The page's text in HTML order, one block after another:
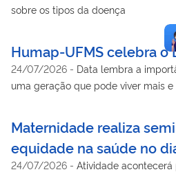
sobre os tipos da doença
Humap-UFMS celebra o
24/07/2026 - Data lembra a
uma geração que pode viver mais
Maternidade realiza
equidade na saúde no
24/07/2026 - Atividade